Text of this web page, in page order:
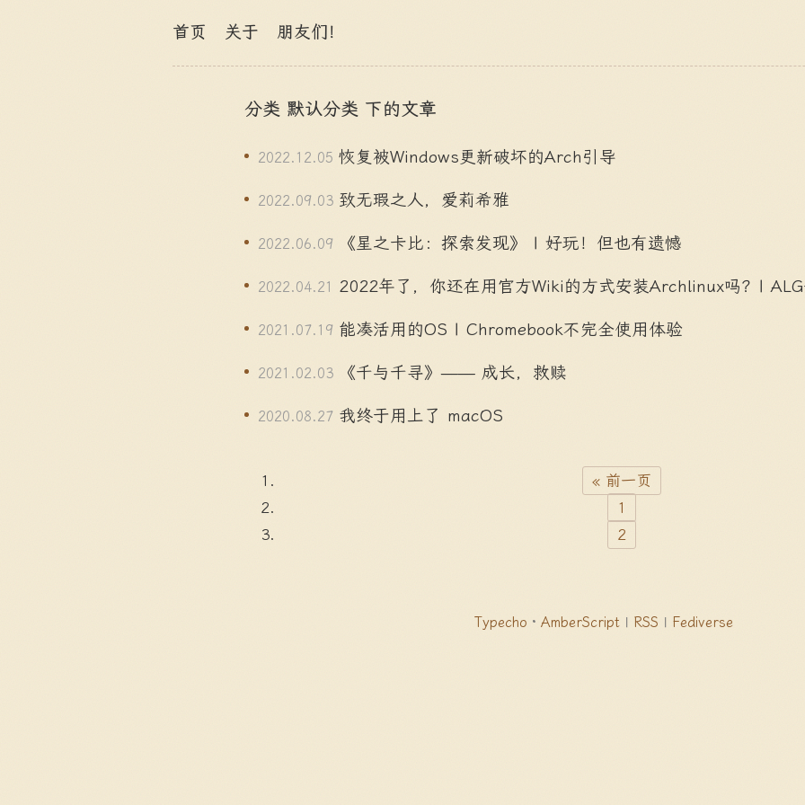
首页 关于 朋友们！
分类 默认分类 下的文章
2022.12.05 恢复被Windows更新破坏的Arch引导
2022.09.03 致无瑕之人，爱莉希雅
2022.06.09 《星之卡比：探索发现》 | 好玩！但也有遗憾
2022.04.21 2022年了，你还在用官方Wiki的方式安装Archlinux吗？|
2021.07.19 能凑活用的OS | Chromebook不完全使用体验
2021.02.03 《千与千寻》—— 成长，救赎
2020.08.27 我终于用上了 macOS
« 前一页
1
2
Typecho · AmberScript | RSS | Fediverse